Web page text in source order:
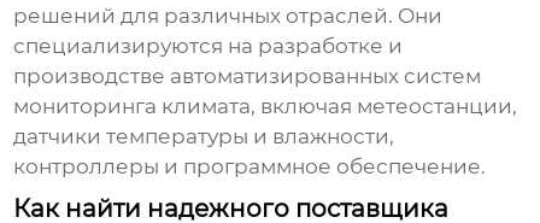
решений для различных отраслей. Они
специализируются на разработке и
производстве автоматизированных систем
мониторинга климата, включая метеостанции,
датчики температуры и влажности,
контроллеры и программное обеспечение.
Как найти надежного поставщика